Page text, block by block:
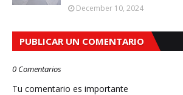
December 10, 2024
PUBLICAR UN COMENTARIO
0 Comentarios
Tu comentario es importante